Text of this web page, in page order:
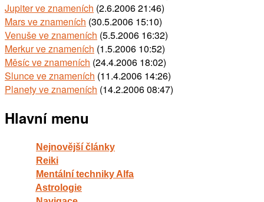
Jupiter ve znameních (2.6.2006 21:46)
Mars ve znameních (30.5.2006 15:10)
Venuše ve znameních (5.5.2006 16:32)
Merkur ve znameních (1.5.2006 10:52)
Měsíc ve znameních (24.4.2006 18:02)
Slunce ve znameních (11.4.2006 14:26)
Planety ve znameních (14.2.2006 08:47)
Hlavní menu
Nejnovější články
Reiki
Mentální techniky Alfa
Astrologie